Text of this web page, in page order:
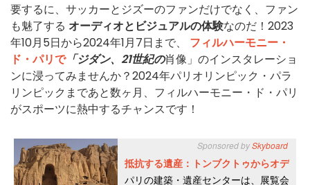
要するに、サッカーとジズーのファンだけでなく、ファン
も魅了する オーディオとビジュアルの体験なのだ！2023
年10月5日から2024年1月7日まで、
フィルハーモニー・
ド・パリで「ジダン、21世紀の肖像」のインスタレーショ
ンに浸ってみませんか？2024年パリオリンピック・パラ
リンピックまであと数ヶ月、フィルハーモニー・ド・パリ
がスポーツに熱中するチャンスです！